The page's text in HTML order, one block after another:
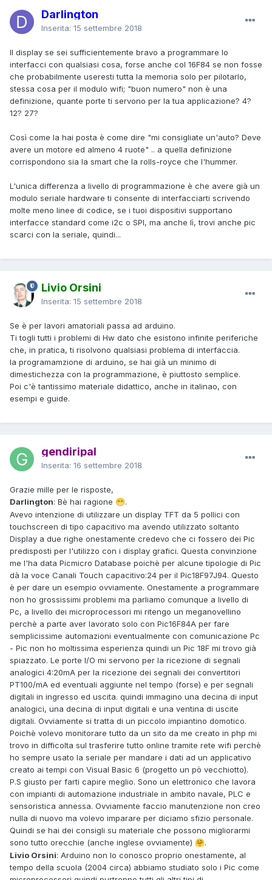
Darlington
Inserita: 15 settembre 2018
Il display se sei sufficientemente bravo a programmare lo
interfacci con qualsiasi cosa, forse anche col 16F84 se non fosse
che probabilmente useresti tutta la memoria solo per pilotarlo,
stessa cosa per il modulo wifi; "buon numero" non è una
definizione, quante porte ti servono per la tua applicazione? 4?
12? 27?
Così come la hai posta è come dire "mi consigliate un'auto? Deve
avere un motore ed almeno 4 ruote" .. a quella definizione
corrispondono sia la smart che la rolls-royce che l'hummer.
L'unica differenza a livello di programmazione è che avere già un
modulo seriale hardware ti consente di interfacciarti scrivendo
molte meno linee di codice, se i tuoi dispositivi supportano
interfacce standard come i2c o SPI, ma anche lì, trovi anche pic
scarci con la seriale, quindi...
Livio Orsini
Inserita: 15 settembre 2018
Se è per lavori amatoriali passa ad arduino.
Ti togli tutti i problemi di Hw dato che esistono infinite periferiche
che, in pratica, ti risolvono qualsiasi problema di interfaccia.
la programamzione di arduino, se hai già un minimo di
dimestichezza con la programmazione, è piuttosto semplice.
Poi c'è tantissimo materiale didattico, anche in italinao, con
esempi e guide.
gendiripal
Inserita: 16 settembre 2018
Grazie mille per le risposte,
Darlington: Bè hai ragione 😁.
Avevo intenzione di utilizzare un display TFT da 5 pollici con
touchscreen di tipo capacitivo ma avendo utilizzato soltanto
Display a due righe onestamente credevo che ci fossero dei Pic
predisposti per l'utilizzo con i display grafici. Questa convinzione
me l'ha data Picmicro Database poichè per alcune tipologie di Pic
dà la voce Canali Touch capacitivo:24 per il Pic18F97J94. Questo
è per dare un esempio ovviamente. Onestamente a programmare
non ho grossissimi problemi ma parliamo comunque a livello di
Pc, a livello dei microprocessori mi ritengo un meganovellino
perchè a parte aver lavorato solo con Pic16F84A per fare
semplicissime automazioni eventualmente con comunicazione Pc
- Pic non ho moltissima esperienza quindi un Pic 18F mi trovo già
spiazzato. Le porte I/O mi servono per la ricezione di segnali
analogici 4:20mA per la ricezione dei segnali dei convertitori
PT100/mA ed eventuali aggiunte nel tempo (forse) e per segnali
digitali in ingresso ed uscita. quindi immagino una decina di input
analogici, una decina di input digitali e una ventina di uscite
digitali. Ovviamente si tratta di un piccolo impiantino domotico.
Poichè volevo monitorare tutto da un sito da me creato in php mi
trovo in difficolta sul trasferire tutto online tramite rete wifi perchè
ho sempre usato la seriale per mandare i dati ad un applicativo
creato ai tempi con Visual Basic 6 (progetto un pò vecchiotto).
P.S giusto per farti capire meglio. Sono un elettronico che lavora
con impianti di automazione industriale in ambito navale, PLC e
sensoristica annessa. Ovviamente faccio manutenzione non creo
nulla di nuovo ma volevo imparare per diciamo sfizio personale.
Quindi se hai dei consigli su materiale che possono migliorarmi
sono tutto orecchie (anche inglese ovviamente) 🤗.
Livio Orsini: Arduino non lo conosco proprio onestamente, al
tempo della scuola (2004 circa) abbiamo studiato solo i Pic come